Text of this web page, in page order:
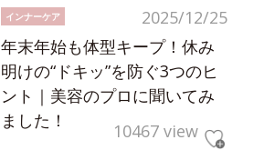
2025/12/25
インナーケア
年末年始も体型キープ！休み
明けの“ドキッ”を防ぐ3つのヒ
ント｜美容のプロに聞いてみ
ました！
10467 view